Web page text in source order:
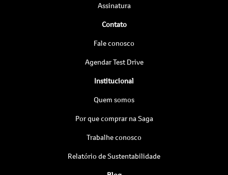
Assinatura
Contato
Fale conosco
Agendar Test Drive
Institucional
Quem somos
Por que comprar na Saga
Trabalhe conosco
Relatório de Sustentabilidade